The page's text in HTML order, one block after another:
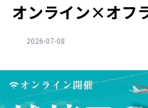
オンライン×オフ
2026-07-08